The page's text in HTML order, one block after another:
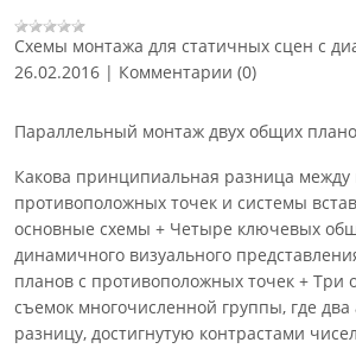
Схемы монтажа для статичных сцен с
26.02.2016 | Комментарии (0)
Параллельный монтаж двух общих
Какова принципиальная разница
противоположных точек и системы
основные схемы + Четыре ключевых
динамичного визуального
планов с противоположных точек +
съемок многочисленной группы, где
разницу, достигнутую контрастами